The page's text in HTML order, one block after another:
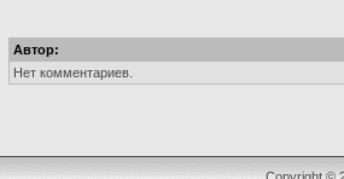
Автор:
Нет комментариев.